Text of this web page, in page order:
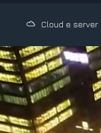
Cloud e server